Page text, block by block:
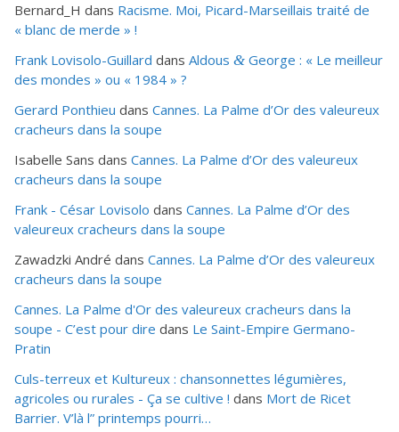
Bernard_H dans Racisme. Moi, Picard-Marseillais traité de
« blanc de merde » !
Frank Lovisolo-Guillard dans Aldous & George : « Le meilleur
des mondes » ou « 1984 » ?
Gerard Ponthieu dans Cannes. La Palme d’Or des valeureux
cracheurs dans la soupe
Isabelle Sans dans Cannes. La Palme d’Or des valeureux
cracheurs dans la soupe
Frank - César Lovisolo dans Cannes. La Palme d’Or des
valeureux cracheurs dans la soupe
Zawadzki André dans Cannes. La Palme d’Or des valeureux
cracheurs dans la soupe
Cannes. La Palme d'Or des valeureux cracheurs dans la
soupe - C’est pour dire dans Le Saint-Empire Germano-
Pratin
Culs-terreux et Kultureux : chansonnettes légumières,
agricoles ou rurales - Ça se cultive ! dans Mort de Ricet
Barrier. V’là l” printemps pourri…